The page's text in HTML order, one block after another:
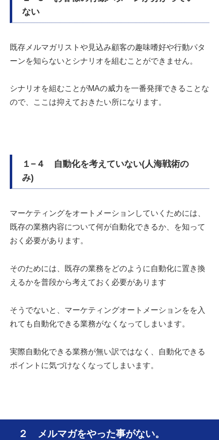
ない
既存メルマガリストや見込み顧客の趣味嗜好や行動パタ
ーンを知らないとシナリオを組むことができません。
シナリオを組むことがMAの威力を一番発揮できることな
ので、ここは抑えておきたい所になります。
１−４ 自動化を考えていない(人海戦術の
み)
マーケティングをオートメーションしていくためには、
既存の業務内容について何が自動化できるか、を知って
おく必要があります。
そのためには、既存の業務をどのように自動化に置き換
えるかを普段から考えておく必要があります
そうでないと、マーケティングオートメーションをを入
れても自動化できる業務がなくなってしまいます。
実際自動化できる業務が無い訳ではなく、自動化できる
ポイントに気づけなくなってしまいます。
２ メルマガをやった事がない。